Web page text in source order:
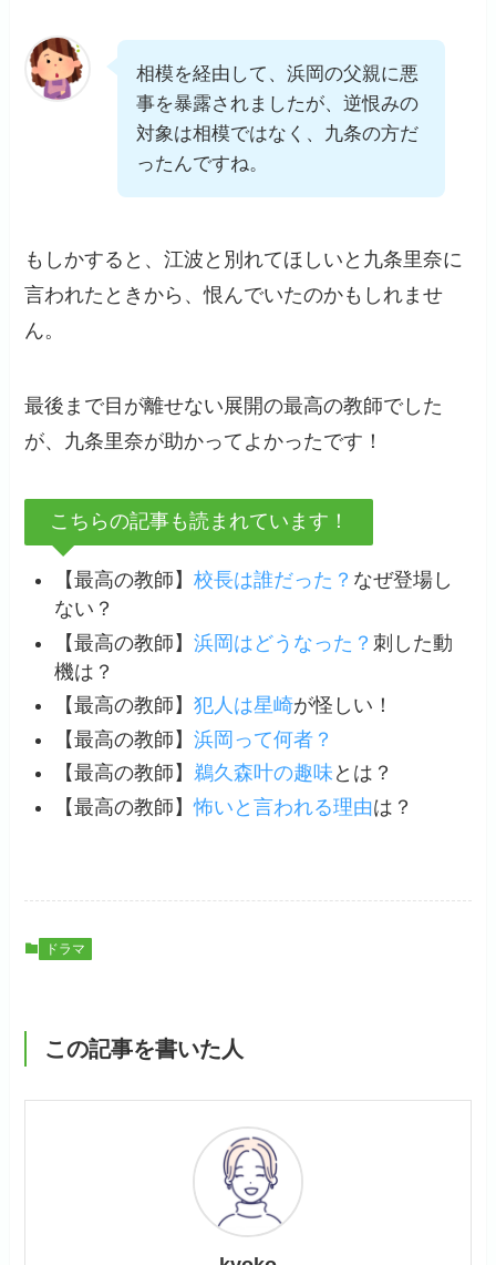
相模を経由して、浜岡の父親に悪
事を暴露されましたが、逆恨みの
対象は相模ではなく、九条の方だ
ったんですね。
もしかすると、江波と別れてほしいと九条里奈に
言われたときから、恨んでいたのかもしれませ
ん。
最後まで目が離せない展開の最高の教師でした
が、九条里奈が助かってよかったです！
こちらの記事も読まれています！
【最高の教師】校長は誰だった？ なぜ登場し
ない？
【最高の教師】浜岡はどうなった？ 刺した動
機は？
【最高の教師】犯人は星崎が怪しい！
【最高の教師】浜岡って何者？
【最高の教師】鵜久森叶の趣味 とは？
【最高の教師】怖いと言われる理由は？
ドラマ
この記事を書いた人